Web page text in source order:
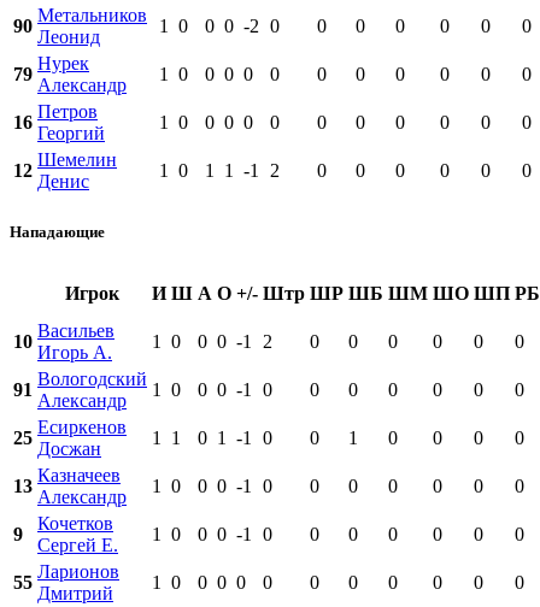
90
Метальников
Леонид
1 0 0 0 -2 0 0 0 0 0 0 0
79
Нурек
Александр
1 0 0 0 0 0 0 0 0 0 0 0
16
Петров
Георгий
1 0 0 0 0 0 0 0 0 0 0 0
12
Шемелин
Денис
1 0 1 1 -1 2 0 0 0 0 0 0
Нападающие
Игрок И Ш А О +/- Штр ШР ШБ ШМ ШО ШП РБ
10
Васильев
Игорь А.
1 0 0 0 -1 2 0 0 0 0 0 0
91
Вологодский
Александр
1 0 0 0 -1 0 0 0 0 0 0 0
25
Есиркенов
Досжан
1 1 0 1 -1 0 0 1 0 0 0 0
13
Казначеев
Александр
1 0 0 0 -1 0 0 0 0 0 0 0
9
Кочетков
Сергей Е.
1 0 0 0 -1 0 0 0 0 0 0 0
55
Ларионов
Дмитрий
1 0 0 0 0 0 0 0 0 0 0 0